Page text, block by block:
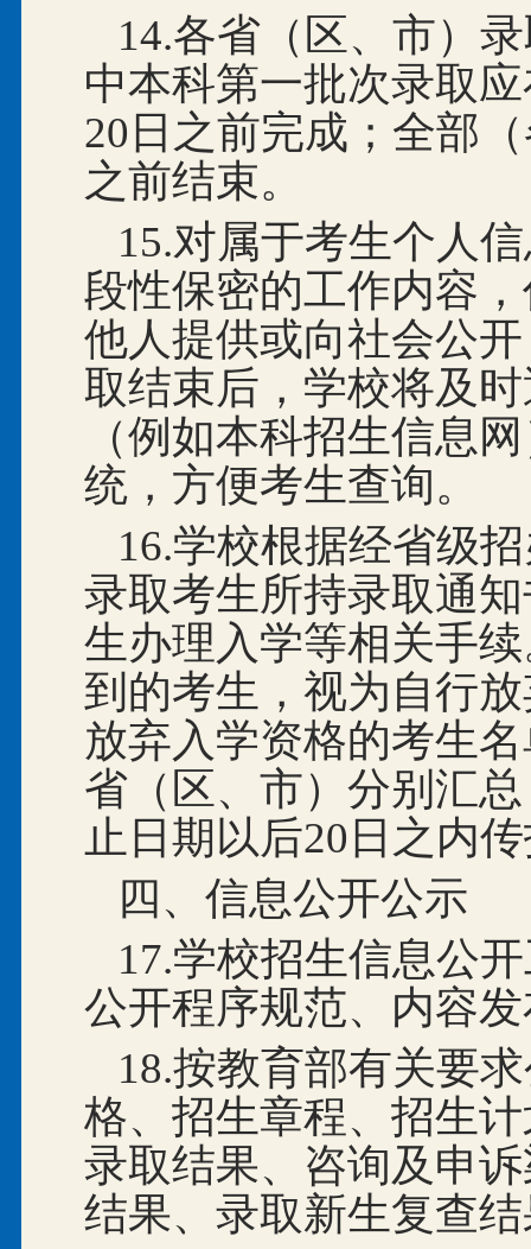
14.各省（区、市）
中本科第一批次录取
20 日之前完成；全部
之前结束。
15.对属于考生个人
段性保密的工作内容
他人提供或向社会公
取结束后，学校将及
（例如本科招生信息
统，方便考生查询。
16.学校根据经省级
录取考生所持录取通
生办理入学等相关手
到的考生，视为自行
放弃入学资格的考生
省（区、市）分别汇
止日期以后20 日之内
四、信息公开公示
17.学校招生信息公
公开程序规范、内容
18.按教育部有关要
格、招生章程、招生
录取结果、咨询及申
结果、录取新生复查